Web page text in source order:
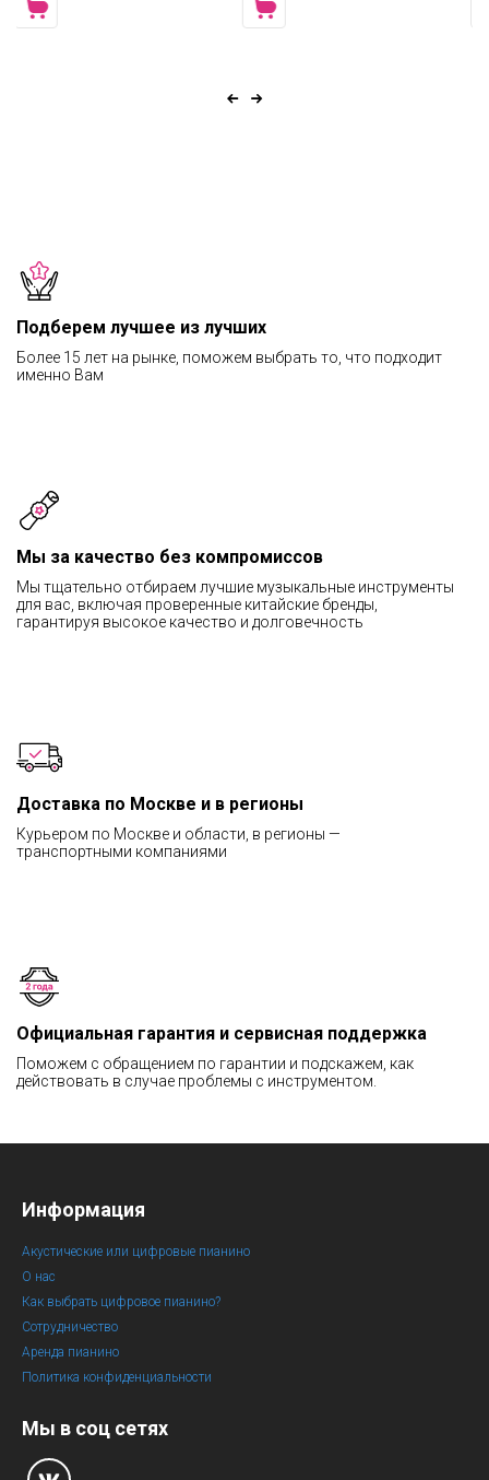
Подберем лучшее из лучших
Более 15 лет на рынке, поможем выбрать то, что подходит
именно Вам
Мы за качество без компромиссов
Мы тщательно отбираем лучшие музыкальные инструменты
для вас, включая проверенные китайские бренды,
гарантируя высокое качество и долговечность
Доставка по Москве и в регионы
Курьером по Москве и области, в регионы —
транспортными компаниями
Официальная гарантия и сервисная поддержка
Поможем с обращением по гарантии и подскажем, как
действовать в случае проблемы с инструментом.
Информация
Акустические или цифровые пианино
О нас
Как выбрать цифровое пианино?
Сотрудничество
Аренда пианино
Политика конфиденциальности
Мы в соц сетях